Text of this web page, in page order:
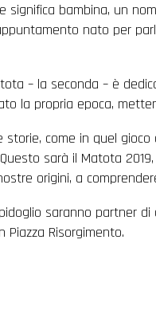
significa bambina, un
nato per
– la seconda – è
la propria epoca,
come in quel
sarà il Matota
origini, a
saranno partner
Piazza Risorgimento.